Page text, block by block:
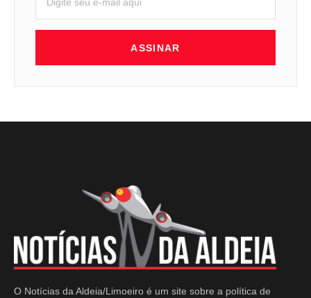
ASSINAR
O Notícias da Aldeia/Limoeiro é um site sobre a política de